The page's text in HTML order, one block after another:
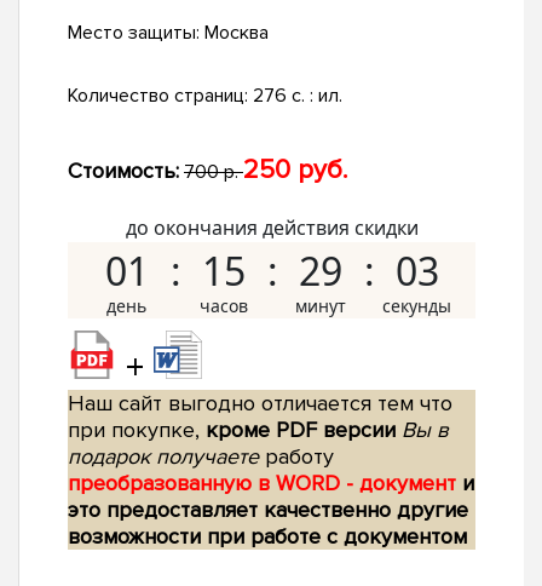
Место защиты: Москва
Количество страниц: 276 с. : ил.
Стоимость: 700 р.250 руб.
до окончания действия скидки
01 15 29 02
+
Наш сайт выгодно отличается тем что
при покупке, кроме PDF версии Вы в
подарок получаетеработу
преобразованную в WORD - документ и
это предоставляет качественно другие
возможности при работе с документом